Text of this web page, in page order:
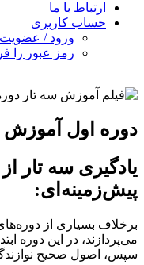
ارتباط با ما
حساب کاربری
ورود / عضویت
رمز عبور را
دوره اول
یادگیری سه تار
پیش‌زمینه‌ای:
برخلاف بسیاری از
می‌پردازند، در این دوره
سپس، اصول صحیح